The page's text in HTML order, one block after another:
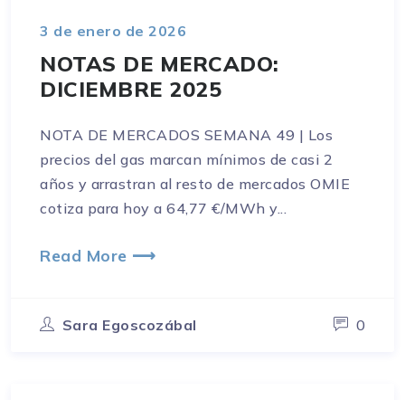
3 de enero de 2026
NOTAS DE MERCADO:
DICIEMBRE 2025
NOTA DE MERCADOS SEMANA 49 | Los
precios del gas marcan mínimos de casi 2
años y arrastran al resto de mercados OMIE
cotiza para hoy a 64,77 €/MWh y...
Read More ⟶
Sara Egoscozábal 0